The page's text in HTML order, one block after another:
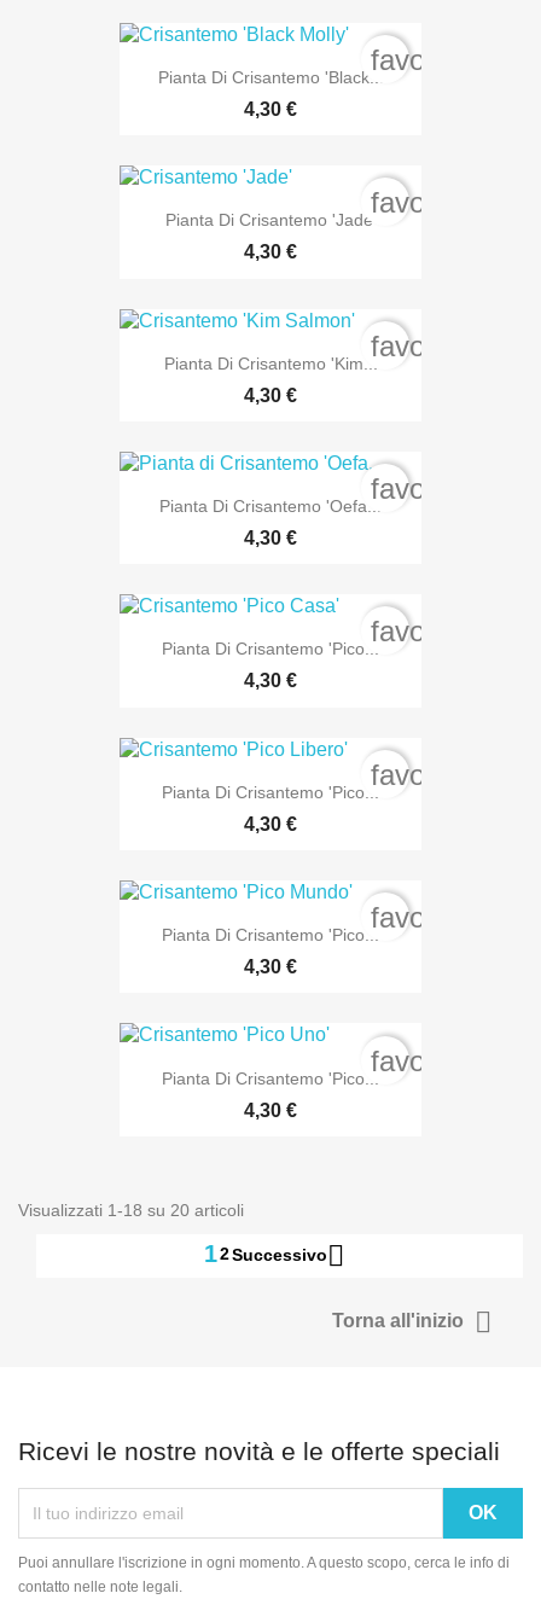
Pianta Di Crisantemo 'Black...
4,30 €
Pianta Di Crisantemo 'Jade'
4,30 €
Pianta Di Crisantemo 'Kim...
4,30 €
Pianta Di Crisantemo 'Oefa...
4,30 €
Pianta Di Crisantemo 'Pico...
4,30 €
Pianta Di Crisantemo 'Pico...
4,30 €
Pianta Di Crisantemo 'Pico...
4,30 €
Pianta Di Crisantemo 'Pico...
4,30 €
Visualizzati 1-18 su 20 articoli
12Successivo
Torna all'inizio 
Ricevi le nostre novità e le offerte speciali
Puoi annullare l'iscrizione in ogni momento. A questo scopo, cerca le info di
contatto nelle note legali.